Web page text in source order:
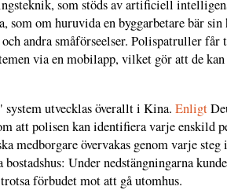
som stöds av artificiell
som om huruvida en byggarbetare bär
andra småförseelser. Polispatruller
via en mobilapp, vilket gör att de
system utvecklas överallt i Kina. Enligt
att polisen kan identifiera varje enskild
medborgare övervakas genom varje
bostadshus: Under nedstängningarna
förbudet mot att gå utomhus.